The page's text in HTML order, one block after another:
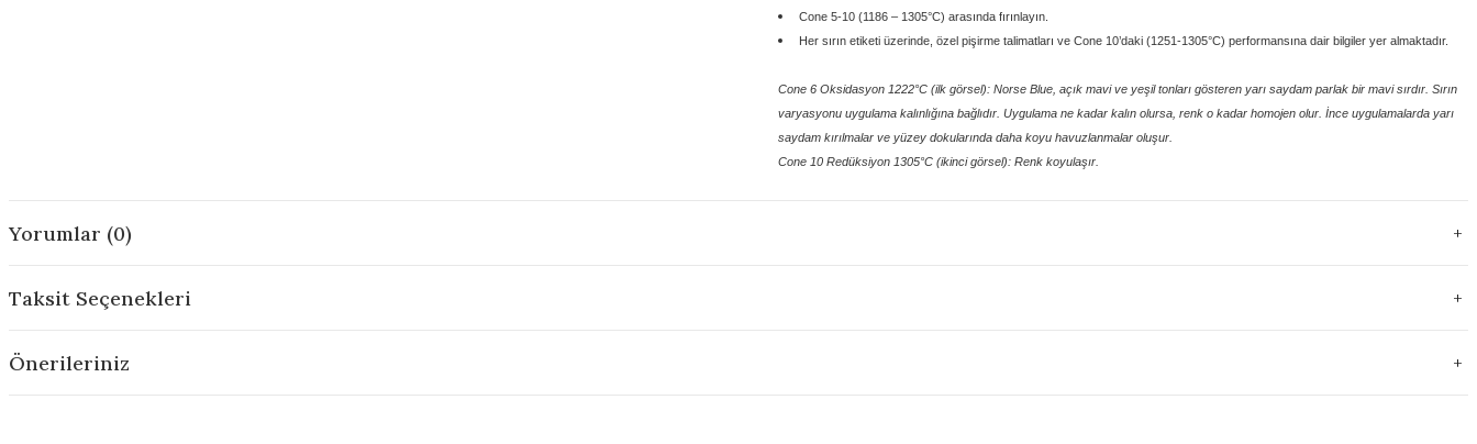
Cone 5-10 (1186 – 1305°C) arasında fırınlayın.
Her sırın etiketi üzerinde, özel pişirme talimatları ve Cone 10’daki (1251-1305°C) performansına dair bilgiler yer almaktadır.
Cone 6 Oksidasyon 1222°C (ilk görsel): Norse Blue, açık mavi ve yeşil tonları gösteren yarı saydam parlak bir mavi sırdır. Sırın
varyasyonu uygulama kalınlığına bağlıdır. Uygulama ne kadar kalın olursa, renk o kadar homojen olur. İnce uygulamalarda yarı
saydam kırılmalar ve yüzey dokularında daha koyu havuzlanmalar oluşur.
Cone 10 Redüksiyon 1305°C (ikinci görsel): Renk koyulaşır.
Yorumlar (0)
Taksit Seçenekleri
Önerileriniz